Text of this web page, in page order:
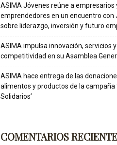
ASIMA Jóvenes reúne a empresarios
emprendedores en un encuentro con
sobre liderazgo, inversión y futuro
ASIMA impulsa innovación, servicios y
competitividad en su Asamblea
ASIMA hace entrega de las
alimentos y productos de la campaña
Solidarios’
COMENTARIOS